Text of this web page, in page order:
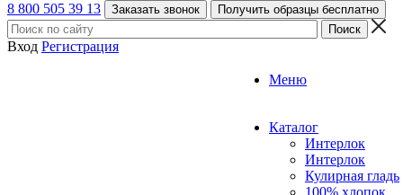
8 800 505 39 13 Заказать звонок Получить образцы бесплатно
Вход Регистрация
Меню
Каталог
Интерлок
Интерлок
Кулирная гладь
100% хлопок